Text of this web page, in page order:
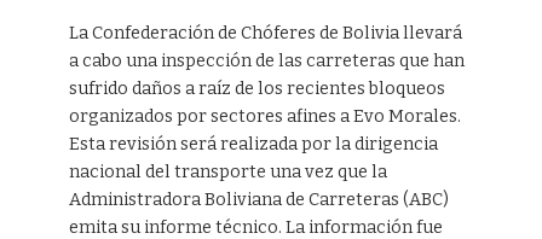
La Confederación de Chóferes de Bolivia llevará
a cabo una inspección de las carreteras que han
sufrido daños a raíz de los recientes bloqueos
organizados por sectores afines a Evo Morales.
Esta revisión será realizada por la dirigencia
nacional del transporte una vez que la
Administradora Boliviana de Carreteras (ABC)
emita su informe técnico. La información fue